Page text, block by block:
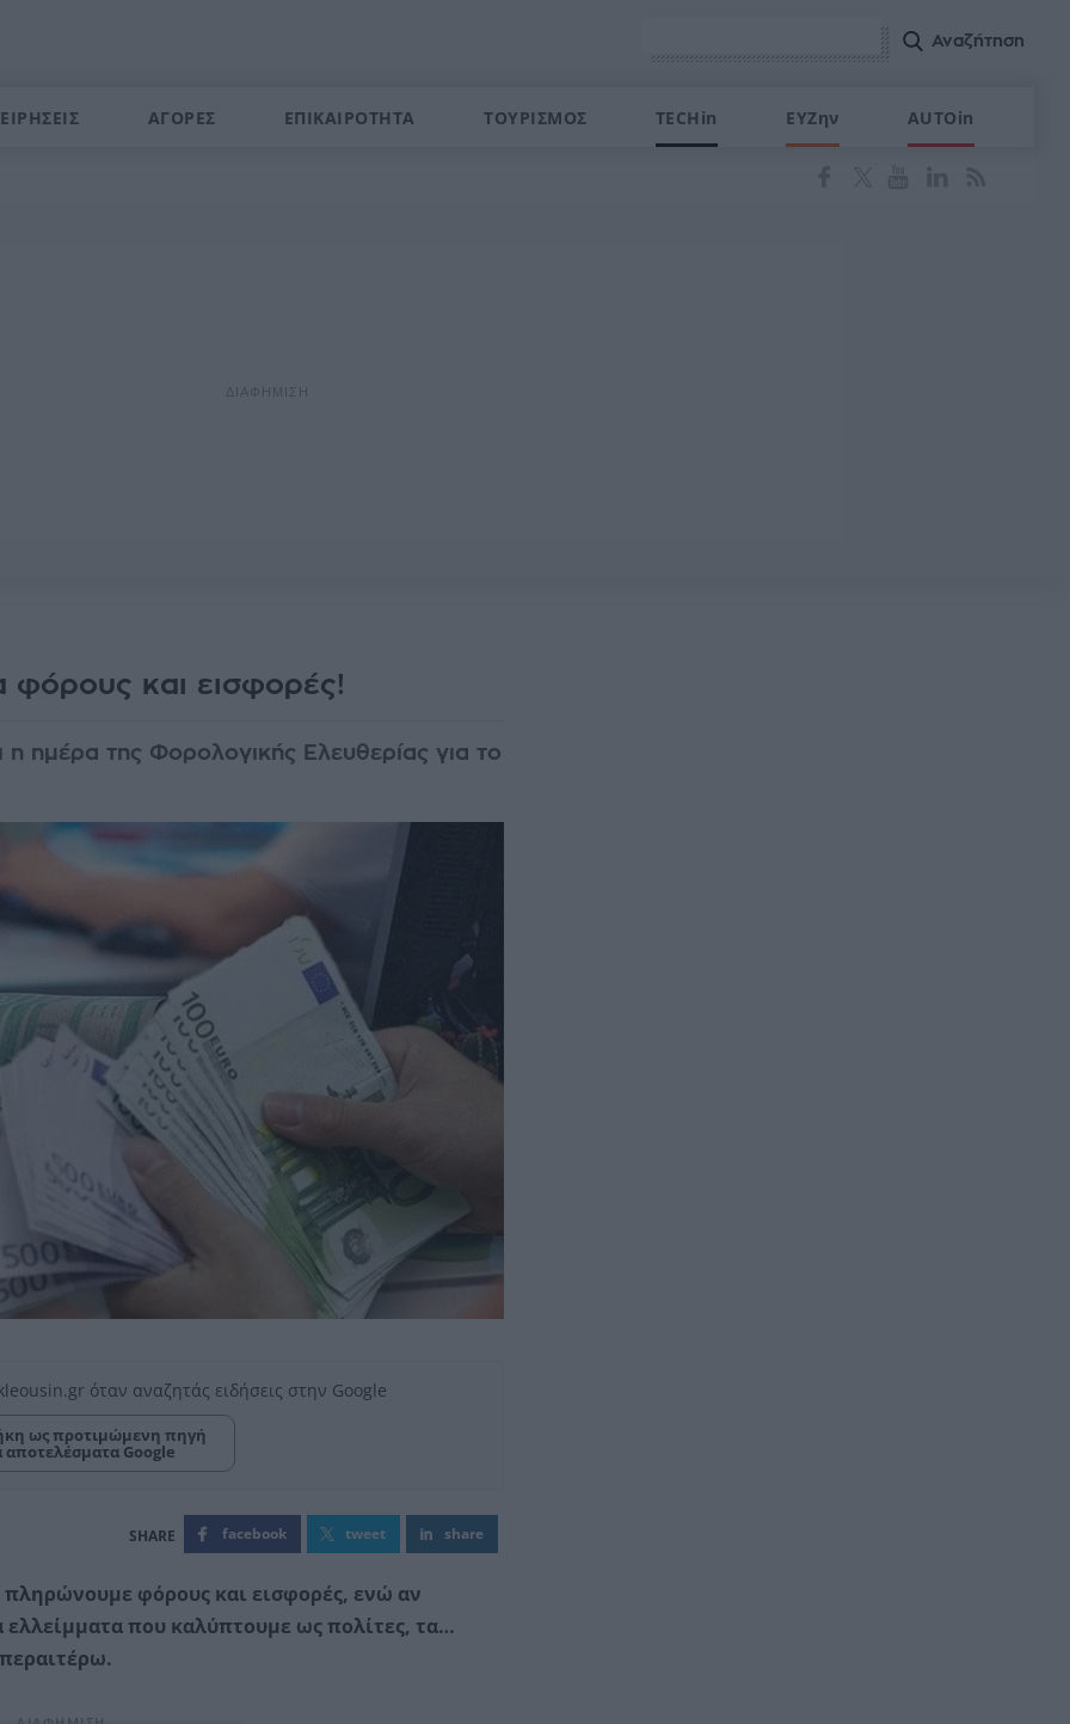
ΑΓΟΡΕΣ ΕΠΙΚΑΙΡΟΤΗΤΑ ΤΟΥΡΙΣΜΟΣ TECHin ΕΥΖην AUTOin
φόρους και εισφορές!
η ημέρα της Φορολογικής Ελευθερίας για το
όταν αναζητάς ειδήσεις στην Google
ως προτιμώμενη πηγή
αποτελέσματα Google
facebook tweet share
πληρώνουμε φόρους και εισφορές, ενώ αν
ελλείμματα που καλύπτουμε ως πολίτες, τα…